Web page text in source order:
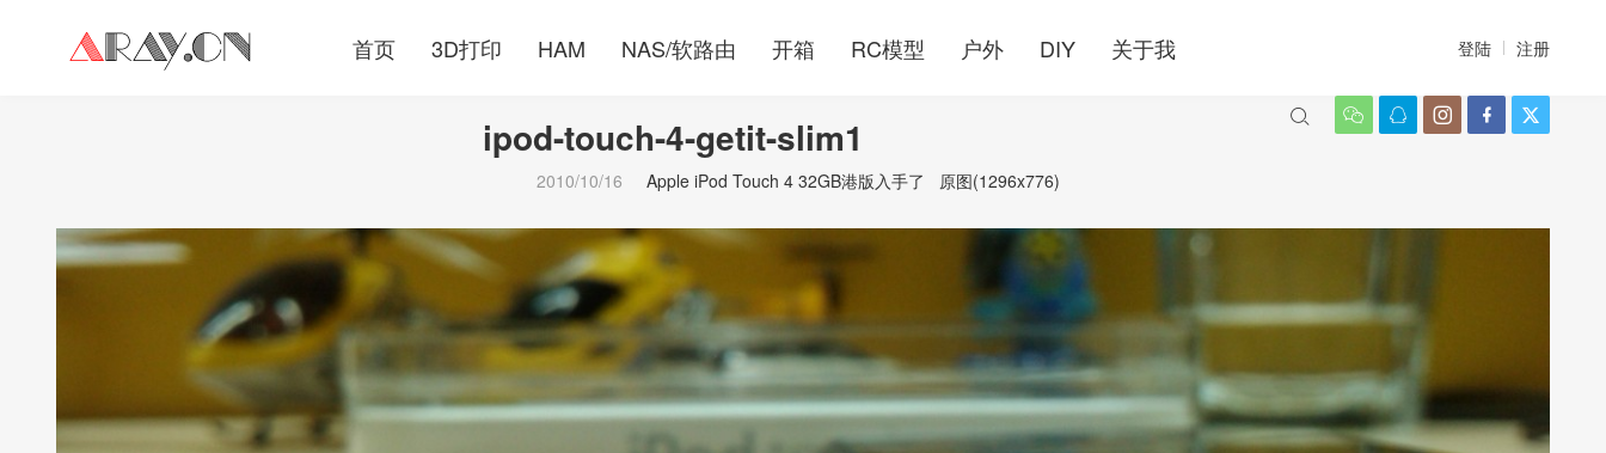
首页 3D打印 HAM NAS/软路由 开箱 RC模型 户外 DIY 关于我 登陆 注册
    

ipod-touch-4-getit-slim1
2010/10/16 Apple iPod Touch 4 32GB港版入手了 原图(1296x776)